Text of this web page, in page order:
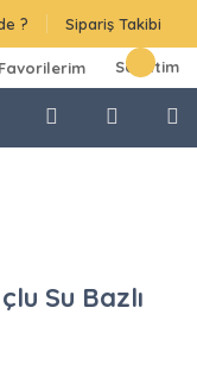
? Sipariş Takibi
Favorilerim Sepetim
Su Bazlı